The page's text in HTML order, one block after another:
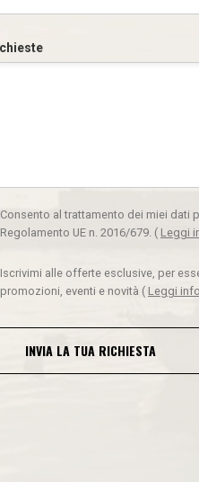
Consento al trattamento dei miei dati
Regolamento UE n. 2016/679. ( Leggi
Iscrivimi alle offerte esclusive, per
promozioni, eventi e novità ( Leggi
INVIA LA TUA RICHIESTA